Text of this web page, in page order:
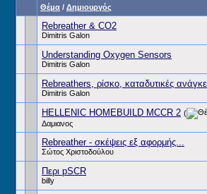
Θέμα / Δημιουργός
Rebreather & CO2
Dimitris Galon
Understanding Oxygen Sensors
Dimitris Galon
Rebreathers, ρίσκο, καταδυτικές
Dimitris Galon
HELLENIC HOMEBUILD MCCR 2 (
Δαμιανος
Rebreather - σκέψεις εξ αφορμής...
Σώτος Χριστοδούλου
Περι pSCR
billy